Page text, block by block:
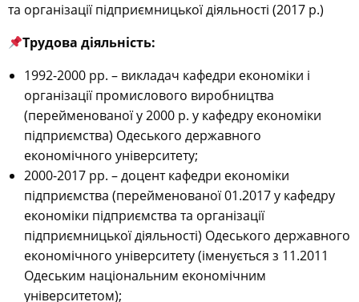
та організації підприємницької діяльності (2017 р.)
Трудова діяльність:
1992-2000 рр. – викладач кафедри економіки і
організації промислового виробництва
(перейменованої у 2000 р. у кафедру економіки
підприємства) Одеського державного
економічного університету;
2000-2017 рр. – доцент кафедри економіки
підприємства (перейменованої 01.2017 у кафедру
економіки підприємства та організації
підприємницької діяльності) Одеського державного
економічного університету (іменується з 11.2011
Одеським національним економічним
університетом);